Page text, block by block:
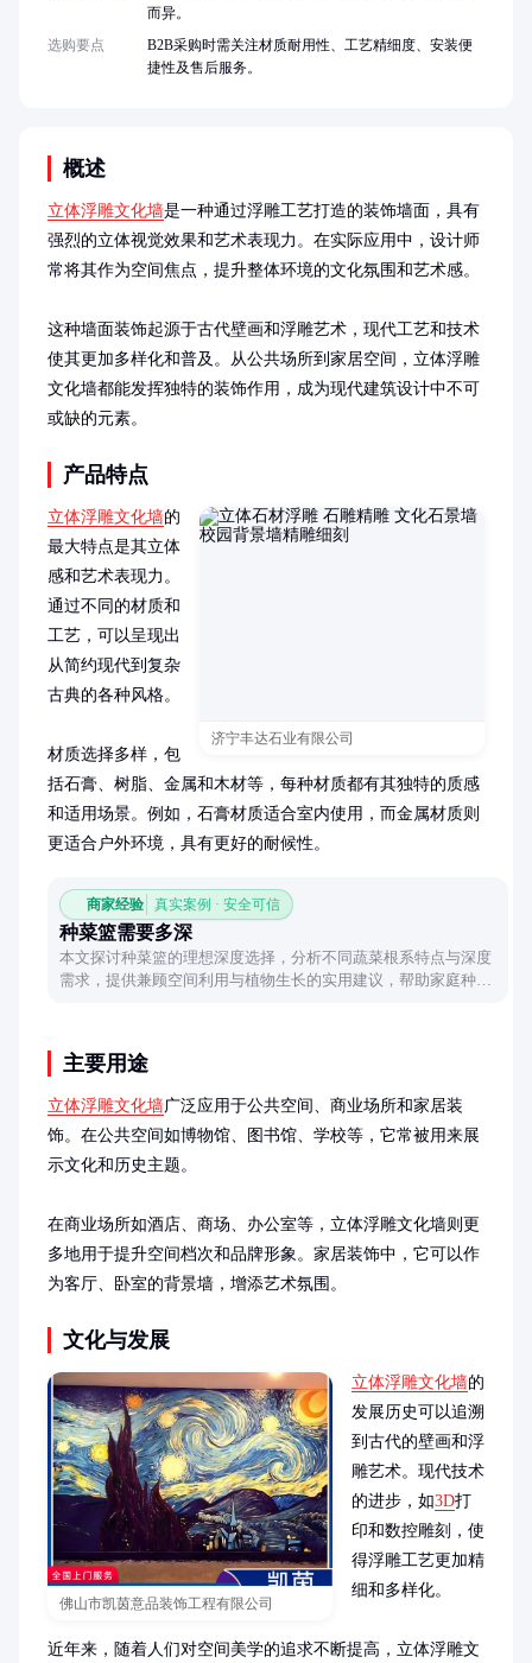
概述
立体浮雕文化墙是一种通过浮雕工艺打造的装饰墙面，具有
强烈的立体视觉效果和艺术表现力。在实际应用中，设计师
常将其作为空间焦点，提升整体环境的文化氛围和艺术感。
这种墙面装饰起源于古代壁画和浮雕艺术，现代工艺和技术
使其更加多样化和普及。从公共场所到家居空间，立体浮雕
文化墙都能发挥独特的装饰作用，成为现代建筑设计中不可
或缺的元素。
产品特点
济宁丰达石业有限公司
立体浮雕文化墙的
最大特点是其立体
感和艺术表现力。
通过不同的材质和
工艺，可以呈现出
从简约现代到复杂
古典的各种风格。
材质选择多样，包
括石膏、树脂、金属和木材等，每种材质都有其独特的质感
和适用场景。例如，石膏材质适合室内使用，而金属材质则
更适合户外环境，具有更好的耐候性。
商家经验 真实案例 · 安全可信
种菜篮需要多深
本文探讨种菜篮的理想深度选择，分析不同蔬菜根系特点与深度
需求，提供兼顾空间利用与植物生长的实用建议，帮助家庭种植
主要用途
立体浮雕文化墙广泛应用于公共空间、商业场所和家居装
饰。在公共空间如博物馆、图书馆、学校等，它常被用来展
示文化和历史主题。
在商业场所如酒店、商场、办公室等，立体浮雕文化墙则更
多地用于提升空间档次和品牌形象。家居装饰中，它可以作
为客厅、卧室的背景墙，增添艺术氛围。
文化与发展
佛山市凯茵意品装饰工程有限公司
立体浮雕文化墙的
发展历史可以追溯
到古代的壁画和浮
雕艺术。现代技术
的进步，如3D打
印和数控雕刻，使
得浮雕工艺更加精
细和多样化。
近年来，随着人们对空间美学的追求不断提高，立体浮雕文
而异。
选购要点
B2B采购时需关注材质耐用性、工艺精细度、安装便
捷性及售后服务。